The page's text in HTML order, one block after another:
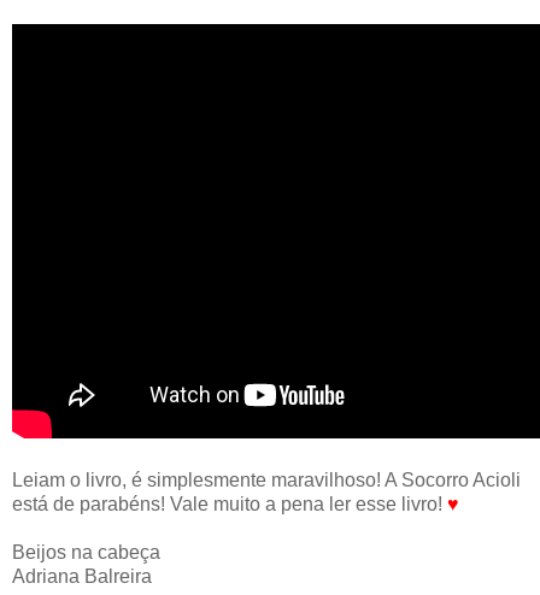
Leiam o livro, é simplesmente maravilhoso! A Socorro Acioli
está de parabéns! Vale muito a pena ler esse livro! ♥
Beijos na cabeça
Adriana Balreira